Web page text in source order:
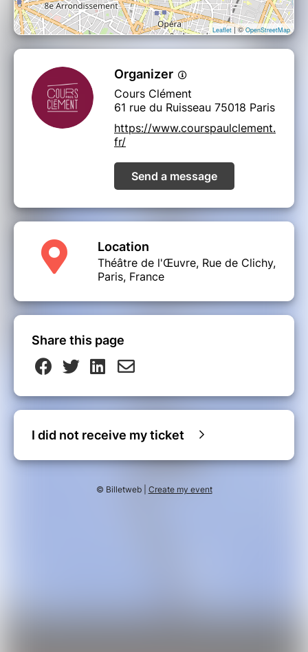
Leaflet| ©OpenStreetMap
Organizer
Cours Clément
61 rue du Ruisseau 75018 Paris
https://www.courspaulclement.
fr/
Send a message
Location
Théâtre de l'Œuvre, Rue de Clichy,
Paris, France
Share this page
I did not receive my ticket
© Billetweb | Create my event